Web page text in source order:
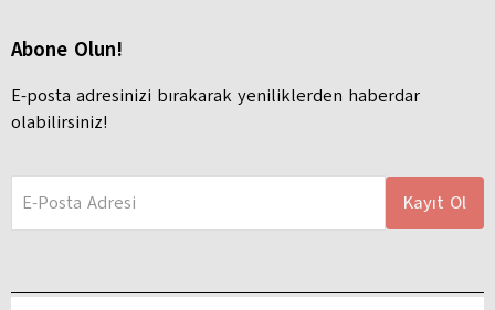
Abone Olun!
E-posta adresinizi bırakarak yeniliklerden haberdar
olabilirsiniz!
E-Posta Adresi Kayıt Ol